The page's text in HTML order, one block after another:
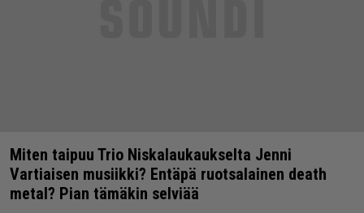
Miten taipuu Trio Niskalaukaukselta Jenni
Vartiaisen musiikki? Entäpä ruotsalainen death
metal? Pian tämäkin selviää